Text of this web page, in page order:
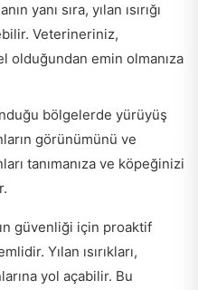
yanı sıra, yılan ısırığı
Veterineriniz,
olduğundan emin olmanıza
bölgelerde yürüyüş
görünümünü ve
tanımanıza ve köpeğinizi
güvenliği için proaktif
Yılan ısırıkları,
yol açabilir. Bu